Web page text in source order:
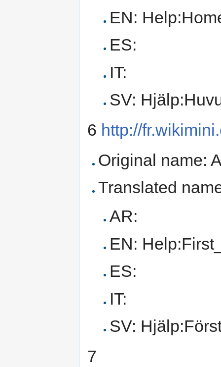
EN:
ES:
IT:
SV:
6 http://
Original name:
Translated
AR:
EN:
ES:
IT:
SV:
7